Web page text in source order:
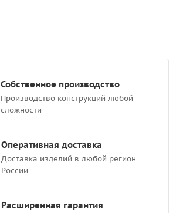
Собственное производство
Производство конструкций любой
сложности
Оперативная доставка
Доставка изделий в любой регион
России
Расширенная гарантия